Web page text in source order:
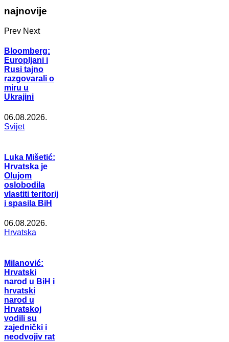
najnovije
Prev Next
Bloomberg:
Europljani i
Rusi tajno
razgovarali o
miru u
Ukrajini
06.08.2026.
Svijet
Luka Mišetić:
Hrvatska je
Olujom
oslobodila
vlastiti teritorij
i spasila BiH
06.08.2026.
Hrvatska
Milanović:
Hrvatski
narod u BiH i
hrvatski
narod u
Hrvatskoj
vodili su
zajednički i
neodvojiv rat